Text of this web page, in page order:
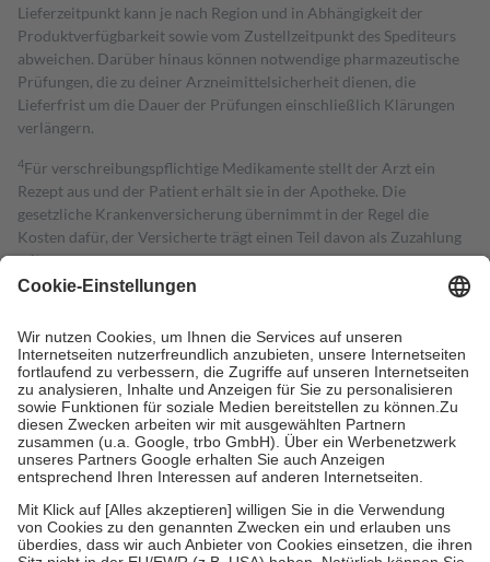
Lieferzeitpunkt kann je nach Region und in Abhängigkeit der
Produktverfügbarkeit sowie vom Zustellzeitpunkt des Spediteurs
abweichen. Darüber hinaus können notwendige pharmazeutische
Prüfungen, die zu deiner Arzneimittelsicherheit dienen, die
Lieferfrist um die Dauer der Prüfungen einschließlich Klärungen
verlängern.
4Für verschreibungspflichtige Medikamente stellt der Arzt ein
Rezept aus und der Patient erhält sie in der Apotheke. Die
gesetzliche Krankenversicherung übernimmt in der Regel die
Kosten dafür, der Versicherte trägt einen Teil davon als Zuzahlung
mit.
Grundsätzlich leisten Mitglieder Zuzahlungen in Höhe von zehn
höchstens zehn Euro.
Es sind jedoch nie mehr als die tatsächlichen
Kosten der Leistung zu entrichten.
Diese Regeln gelten grundsätzlich auch für Online-Apotheken.
Bei Heilmitteln und häuslicher Krankenpflege beträgt die
Zuzahlung zehn Prozent der Kosten sowie zehn Euro je
Verordnung.
Um das Engagement der Versicherten für ihre eigene Gesundheit zu
stärken und die besondere Stellung der Familie zu unterstützen,
fallenkeine Zuzahlungenan bei:
• Kindern und Jugendlichen bis zum vollendeten 18. Lebensjahr
mit Ausnahme der Fahrkosten